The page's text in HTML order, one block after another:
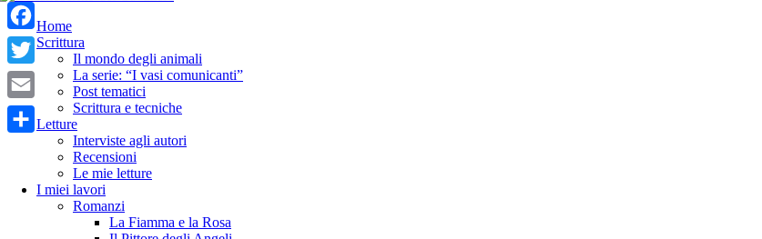
Home
Scrittura
Il mondo degli animali
La serie: “I vasi comunicanti”
Post tematici
Scrittura e tecniche
Letture
Interviste agli autori
Recensioni
Le mie letture
I miei lavori
Romanzi
La Fiamma e la Rosa
Facebook
Twitter
Email
Condividi